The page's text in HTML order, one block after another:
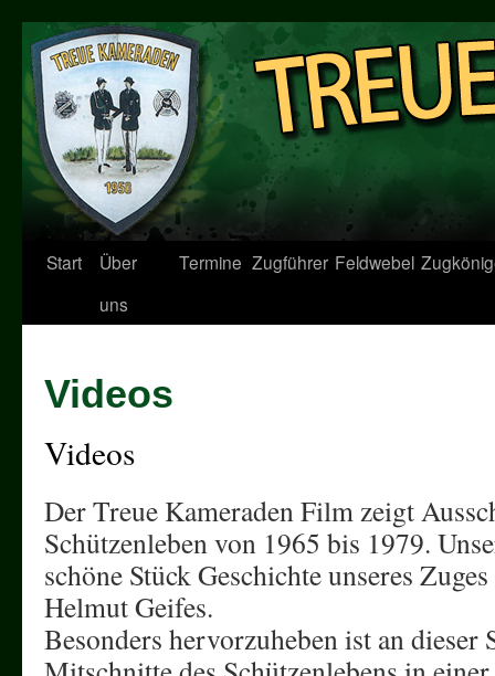
Start
Über
uns
Termine Zugführer Feldwebel
Videos
Videos
Der Treue Kameraden Film zeigt
Schützenleben von 1965 bis 1979.
schöne Stück Geschichte unseres
Helmut Geifes.
Besonders hervorzuheben ist an dieser